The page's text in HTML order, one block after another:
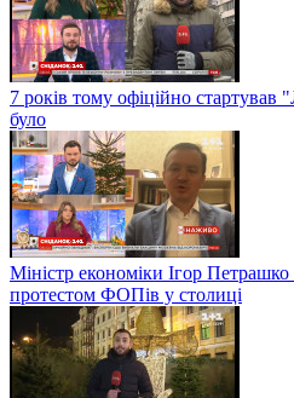
7 років тому офіційно стартував
було
Міністр економіки Ігор
протестом ФОПів у столиці